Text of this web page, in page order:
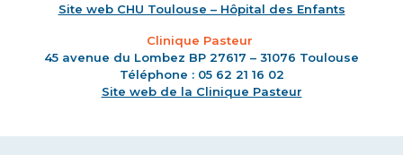
Site web CHU Toulouse – Hôpital des Enfants
Clinique Pasteur
45 avenue du Lombez BP 27617 – 31076 Toulouse
Téléphone : 05 62 21 16 02
Site web de la Clinique Pasteur